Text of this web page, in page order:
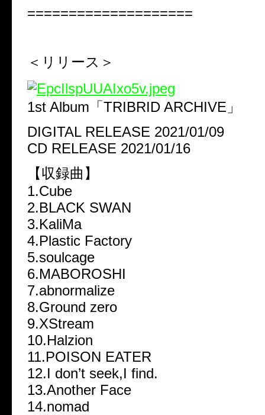
====================
＜リリース＞
1st Album「TRIBRID ARCHIVE」
DIGITAL RELEASE 2021/01/09
CD RELEASE 2021/01/16
【収録曲】
1.Cube
2.BLACK SWAN
3.KaliMa
4.Plastic Factory
5.soulcage
6.MABOROSHI
7.abnormalize
8.Ground zero
9.XStream
10.Halzion
11.POISON EATER
12.I don’t seek,I find.
13.Another Face
14.nomad